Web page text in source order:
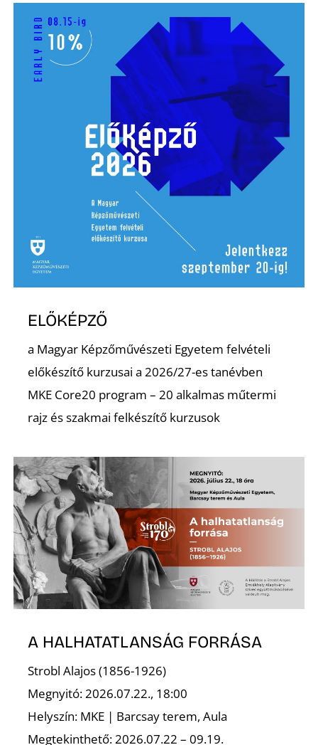
ELŐKÉPZŐ
a Magyar Képzőművészeti Egyetem felvételi
előkészítő kurzusai a 2026/27-es tanévben
MKE Core20 program – 20 alkalmas műtermi
rajz és szakmai felkészítő kurzusok
A HALHATATLANSÁG FORRÁSA
Strobl Alajos (1856-1926)
Megnyitó: 2026.07.22., 18:00
Helyszín: MKE | Barcsay terem, Aula
Megtekinthető: 2026.07.22 – 09.19.